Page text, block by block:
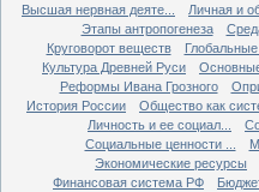
Высшая нервная деяте...
Личная и
Этапы антропогенеза
Круговорот веществ
Глобальные
Культура Древней Руси
Реформы Ивана Грозного
История России
Общество как
Личность и ее социал...
Социальные ценности ...
Экономические ресурсы
Финансовая система РФ